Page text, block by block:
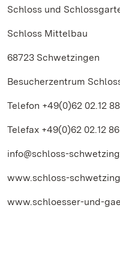
Schloss und
Schloss Mittelbau
68723 Schwetzingen
Besucherzentrum
Telefon +49(0)62 02.12
Telefax +49(0)62 02.12
info@schloss-
www.schloss-
www.schloesser-und-